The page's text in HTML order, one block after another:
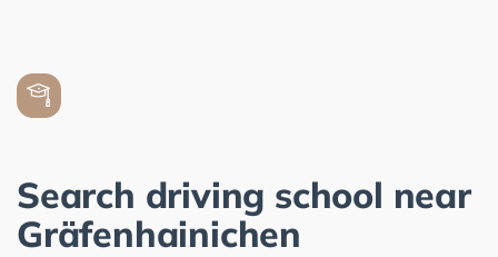
Search driving school near
Gräfenhainichen